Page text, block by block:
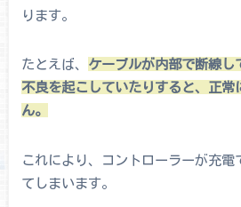
ります。
たとえば、 ケーブルが内部で断線し
不良を起こしていたりすると、正常
ん。
これにより、コントローラーが充電
てしまいます。